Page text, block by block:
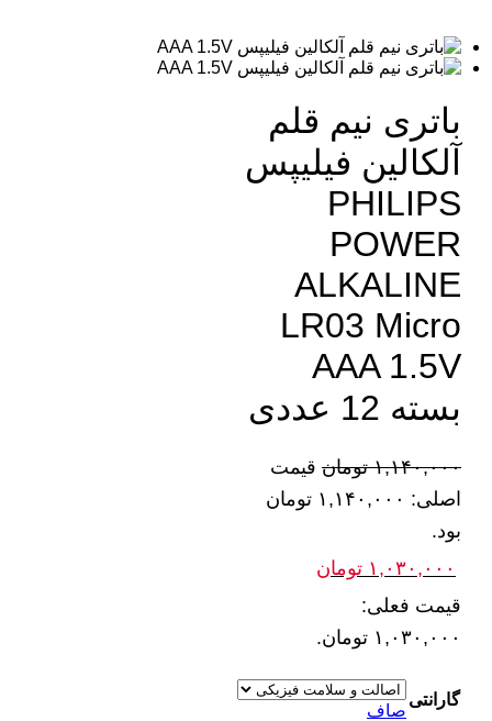
باتری نیم قلم
آلکالین فیلیپس
PHILIPS
POWER
ALKALINE
LR03 Micro
AAA 1.5V
بسته 12 عددی
۱,۱۴۰,۰۰۰ تومان قیمت
اصلی: ۱,۱۴۰,۰۰۰ تومان
بود.
۱,۰۳۰,۰۰۰ تومان
قیمت فعلی:
۱,۰۳۰,۰۰۰ تومان.
گارانتی
صاف